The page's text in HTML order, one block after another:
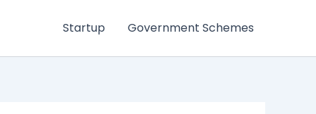
Startup Government Schemes